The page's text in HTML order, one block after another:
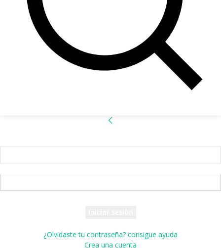
¿Olvidaste tu contraseña? consigue ayuda
Crea una cuenta